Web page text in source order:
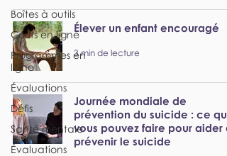
Boîtes à outils
Cours en ligne
Programmes en
ligne
Évaluations
Défis
Santé mentale
Évaluations
Élever un enfant encouragé
3 min de lecture
Journée mondiale de
prévention du suicide : ce que
vous pouvez faire pour aider à
prévenir le suicide